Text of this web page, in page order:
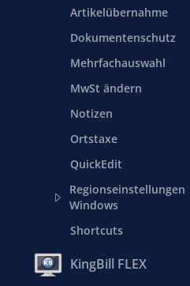
Artikelübernahme
Dokumentenschutz
Mehrfachauswahl
MwSt ändern
Notizen
Ortstaxe
QuickEdit
Regionseinstellungen
Windows
Shortcuts
KingBill FLEX